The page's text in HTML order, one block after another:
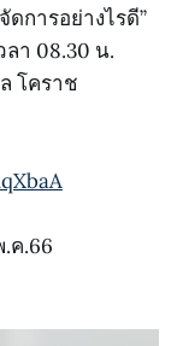
การอย่างไรดี”
า 08.30 น.
โคราช
ค.66